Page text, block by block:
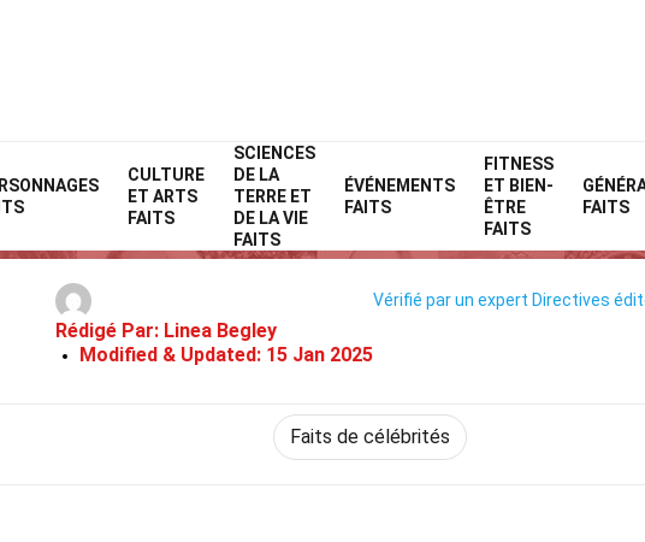
CULTURE
ET ARTS
FAITS
SCIENCES
DE LA
TERRE ET
DE LA VIE
FAITS
ÉVÉNEMENTS
FAITS
FITNESS
ET BIEN-
ÊTRE
FAITS
FAITS
Home
34 Faits Sur Mark Ruffalo
Rédigé Par: Linea Begley
Modified & Updated: 15 Jan 2025
Vérifié par un expert Directives
Faits de célébrités